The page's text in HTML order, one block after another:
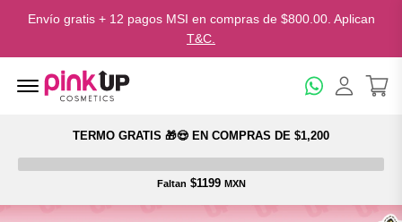
Envío gratis + 12 pagos MSI en compras de $800.00. Aplican
T&C.
Menu Open
TERMO GRATIS 🎁😍 EN COMPRAS DE $1,200
Faltan $1199 MXN